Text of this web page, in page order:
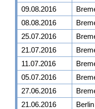
09.08.2016
08.08.2016
25.07.2016
21.07.2016
11.07.2016
05.07.2016
27.06.2016
21.06.2016
Berlin